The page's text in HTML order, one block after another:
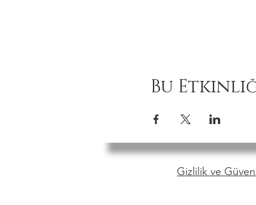
Bu
Gizlilik ve